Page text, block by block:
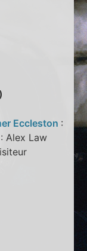
Eccleston :
: Alex Law